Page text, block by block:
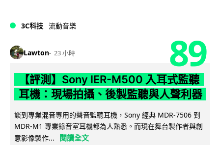
3C科技 流動音樂
Lawton 23 小時 89
【評測】Sony IER-M500 入耳式監聽
耳機：現場拍攝、後製監聽與人聲利器
談到專業混音專用的聲音監聽耳機，Sony 經典 MDR-7506 到
MDR-M1 專業錄音室耳機都為人熟悉。而現在舞台製作者與創
意影像製作...
閱讀全文